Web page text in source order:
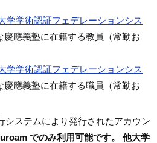
学学術認証フェデレーションシス
慶應義塾に在籍する教員（常勤お
学学術認証フェデレーションシス
慶應義塾に在籍する職員（常勤お
システムにより発行されたアカウン
でのみ利用可能です。 他大学